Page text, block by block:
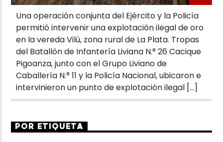
Una operación conjunta del Ejército y la Policía
permitió intervenir una explotación ilegal de oro
en la vereda Vilú, zona rural de La Plata. Tropas
del Batallón de Infantería Liviana N.° 26 Cacique
Pigoanza, junto con el Grupo Liviano de
Caballería N.° 11 y la Policía Nacional, ubicaron e
intervinieron un punto de explotación ilegal […]
POR ETIQUETA